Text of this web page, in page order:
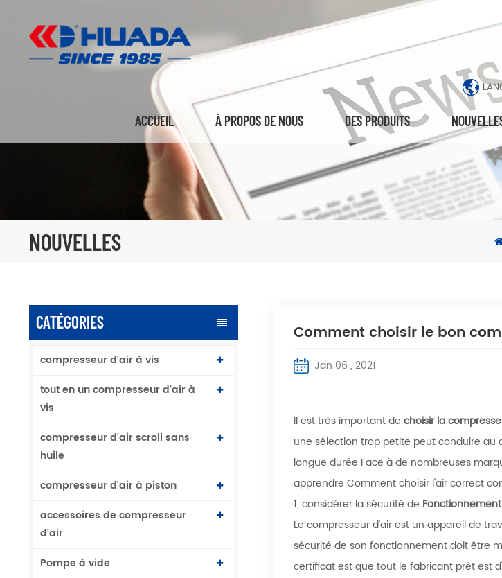
ACCUEIL À PROPOS DE NOUS DES PRODUITS
NOUVELLES
CATÉGORIES
compresseur d'air à vis
tout en un compresseur d'air à
vis
compresseur d'air scroll sans
huile
compresseur d'air à piston
accessoires de compresseur
d'air
Pompe à vide
Comment choisir le bon
Jan 06 , 2021
Il est très important de choisir la
une sélection trop petite peut conduire
longue durée Face à de nombreuses
apprendre Comment choisir l'air correct
1, considérer la sécurité de
Le compresseur d'air est un appareil de
sécurité de son fonctionnement doit être
certificat est que tout le fabricant prêt est